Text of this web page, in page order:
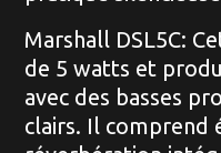
Marshall DSL5C:
de 5 watts et
avec des basses
clairs. Il comprend